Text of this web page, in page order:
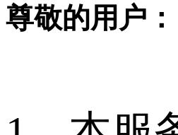
尊敬的用户：